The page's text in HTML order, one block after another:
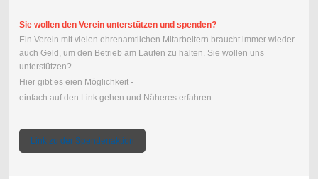
Sie wollen den Verein unterstützen und spenden?
Ein Verein mit vielen ehrenamtlichen Mitarbeitern braucht immer wieder
auch Geld, um den Betrieb am Laufen zu halten. Sie wollen uns
unterstützen?
Hier gibt es eien Möglichkeit -
einfach auf den Link gehen und Näheres erfahren.
Link zu der Spendenaktion